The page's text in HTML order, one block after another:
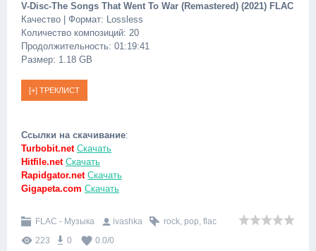
V-Disc-The Songs That Went To War (Remastered) (2021) FLAC
Качество | Формат: Lossless
Количество композиций: 20
Продолжительность: 01:19:41
Размер: 1.18 GB
Ссылки на скачивание:
Turbobit.net Скачать
Hitfile.net Скачать
Rapidgator.net Скачать
Gigapeta.com Скачать
FLAC - Музыка ivashka rock, pop, flac
223
0 0.0/0